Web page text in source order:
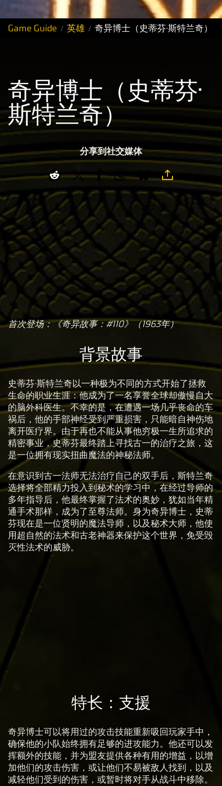
Game Guide 英雄 奇异博士（史蒂芬·斯特兰奇）
奇异博士（史蒂芬·
斯特兰奇）
分享到社交媒体
A
e
p
t
&
P
l
a
y
点
击
播
放
，
即
策
以
及
将
数
首次登场：《奇异故事：#110》（1963年）
背景故事
史蒂芬·斯特兰奇以一种极为不同的方式开始了拯救
生命的职业生涯：他成为了一名享誉全球却傲慢自大
的脑外科医生。不幸的是，在遭遇一场几乎丧命的车
祸后，他的手部神经受到严重损害，只能暗自神伤地
离开医疗界。由于再也不能从事他穷极一生所追求的
精密事业，史蒂芬最终踏上寻找古一的治疗之旅，这
是一位拥有现实扭曲魔法的神秘法师。
在意识到古一法师无法治疗自己的双手后，斯特兰奇
选择将全部精力投入到秘术的学习中，在经过导师的
多年指导后，他最终掌握了法术的奥妙，犹如当年精
通手术那样，成为了至尊法师。身为奇异博士，史蒂
芬现在是一位贤明的魔法导师，以及秘术大师，他使
用超自然的法术和古老神器来保护这个世界，免受毁
灭性法术的威胁。
c
e
p
t
&
特长：支援
奇异博士可以将用过的攻击技能重新吸回玩家手中，
确保他的小队始终拥有足够的进攻能力。他还可以发
挥额外的技能，并为盟友提供各种有用的增益，以增
加他们的攻击伤害，或让他们不易被敌人找到，以及
减轻他们受到的伤害，或暂时将对手从战斗中移除。